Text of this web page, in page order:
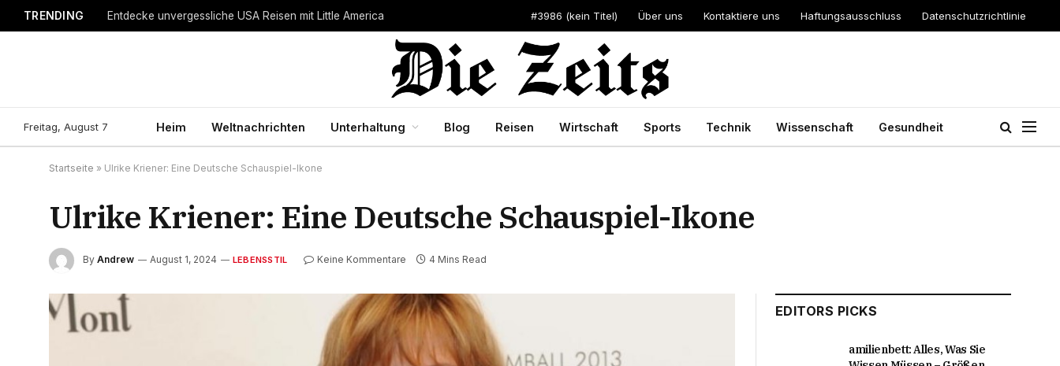
TRENDING Entdecke unvergessliche USA Reisen mit Little America #3986 (kein Titel) Über uns Kontaktiere uns Haftungsausschluss Datenschutzrichtlinie
Freitag, August 7 Heim Weltnachrichten Unterhaltung Blog Reisen Wirtschaft Sports Technik Wissenschaft Gesundheit
Startseite » Ulrike Kriener: Eine Deutsche Schauspiel-Ikone
Ulrike Kriener: Eine Deutsche Schauspiel-Ikone
By Andrew August 1, 2024 LEBENSSTIL Keine Kommentare 4 Mins Read
EDITORS PICKS
amilienbett: Alles, Was Sie